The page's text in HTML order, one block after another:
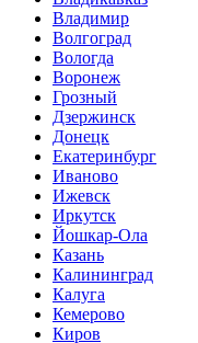
Владимир
Волгоград
Вологда
Воронеж
Грозный
Дзержинск
Донецк
Екатеринбург
Иваново
Ижевск
Иркутск
Йошкар-Ола
Казань
Калининград
Калуга
Кемерово
Киров